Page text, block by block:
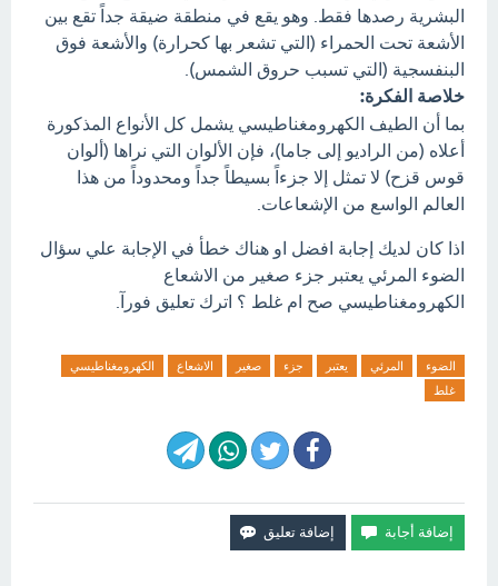
البشرية رصدها فقط. وهو يقع في منطقة ضيقة جداً تقع بين
الأشعة تحت الحمراء (التي تشعر بها كحرارة) والأشعة فوق
البنفسجية (التي تسبب حروق الشمس).
خلاصة الفكرة:
بما أن الطيف الكهرومغناطيسي يشمل كل الأنواع المذكورة
أعلاه (من الراديو إلى جاما)، فإن الألوان التي نراها (ألوان
قوس قزح) لا تمثل إلا جزءاً بسيطاً جداً ومحدوداً من هذا
العالم الواسع من الإشعاعات.
اذا كان لديك إجابة افضل او هناك خطأ في الإجابة علي سؤال
الضوء المرئي يعتبر جزء صغير من الاشعاع
الكهرومغناطيسي صح ام غلط ؟ اترك تعليق فورآ.
الضوء المرئي يعتبر جزء صغير الاشعاع
الكهرومغناطيسي
غلط